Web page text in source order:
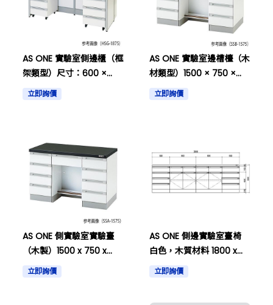
AS ONE 實驗室側邊櫃（框
架類型）尺寸：600 ×
750 × 800mm，以及其
他。
立即詢價
AS ONE 實驗室邊槽檯（木
材類型）1500 × 750 ×
800mm和其他
立即詢價
AS ONE 側實驗室實驗臺
（木製）1500 x 750 x
800毫米等其他內容。
立即詢價
AS ONE 側邊實驗室臺椅
白色，木質材料 1800 x
750 x 800 及其他
立即詢價